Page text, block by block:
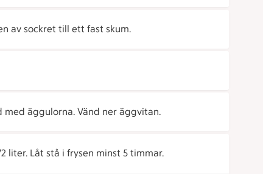
av sockret till ett fast skum.
äggulorna. Vänd ner äggvitan.
liter. Låt stå i frysen minst 5 timmar.